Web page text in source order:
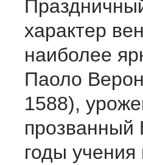
характер
наиболее
Паоло
1588),
прозванный
годы